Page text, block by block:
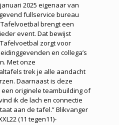
2025 eigenaar van
fullservice bureau
brengt een
event. Dat bewijst
zorgt voor
en collega’s
Met onze
trek je alle aandacht
Daarnaast is deze
originele teambuilding of
ik de lach en connectie
aan de tafel.” Blikvanger
(11 tegen11)-